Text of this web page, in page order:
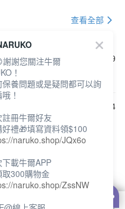
查看全部
2026/04/29
2025/12/14
cookie 方式之詳情，及若您不希
謝謝您關注牛爾
！
保養問題或是疑問都可以詢
！
註冊牛爾好友
禮🎁填寫資料領$100
naruko.shop/JQx6o
下載牛爾APP
取300購物金
naruko.shop/ZssNW